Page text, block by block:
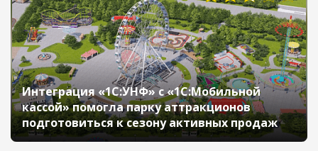
Интеграция «1С:УНФ» с «1С:Мобильной
кассой» помогла парку аттракционов
подготовиться к сезону активных продаж